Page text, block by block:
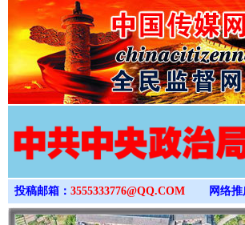
投稿邮箱： 3555333776@QQ.COM 网络